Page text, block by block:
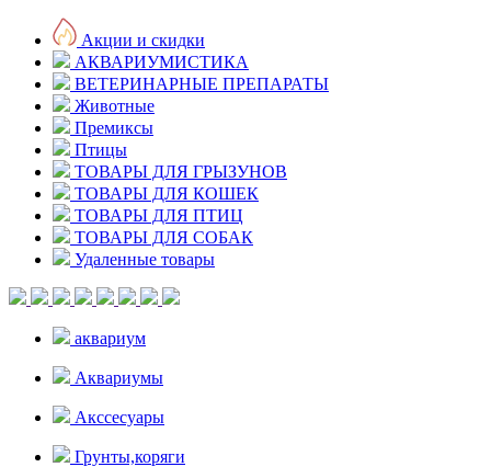
Акции и скидки
АКВАРИУМИСТИКА
ВЕТЕРИНАРНЫЕ ПРЕПАРАТЫ
Животные
Премиксы
Птицы
ТОВАРЫ ДЛЯ ГРЫЗУНОВ
ТОВАРЫ ДЛЯ КОШЕК
ТОВАРЫ ДЛЯ ПТИЦ
ТОВАРЫ ДЛЯ СОБАК
Удаленные товары
аквариум
Аквариумы
Акссесуары
Грунты,коряги